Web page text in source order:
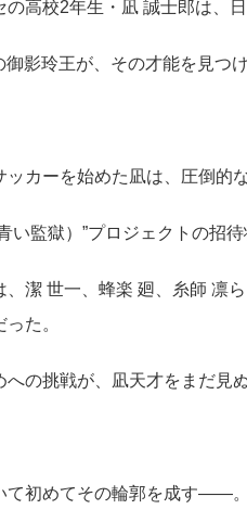
の高校2年生・凪 誠士郎は、
影玲王が、その才能を見つけ
カーを始めた凪は、圧倒的
い監獄）”プロジェクトの招待
潔 世一、蜂楽 廻、糸師 凛
た。
の挑戦が、凪天才をまだ見
て初めてその輪郭を成す――